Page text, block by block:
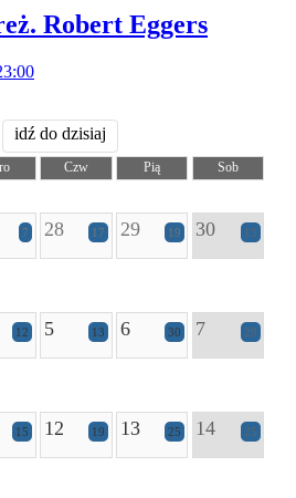
Robert Eggers
idź do dzisiaj
Czw Pią
Sob
7 28 17 29 19 30 13
12 5 13 6 30 7 29
15 12 19 13 25 14 25